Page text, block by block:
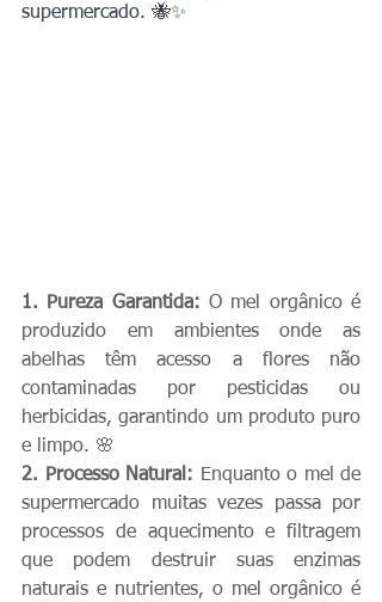
supermercado. 🐝✨
1. Pureza Garantida: O mel orgânico é
produzido em ambientes onde as
abelhas têm acesso a flores não
contaminadas por pesticidas ou
herbicidas, garantindo um produto puro
e limpo. 🌸
2. Processo Natural: Enquanto o mel de
supermercado muitas vezes passa por
processos de aquecimento e filtragem
que podem destruir suas enzimas
naturais e nutrientes, o mel orgânico é